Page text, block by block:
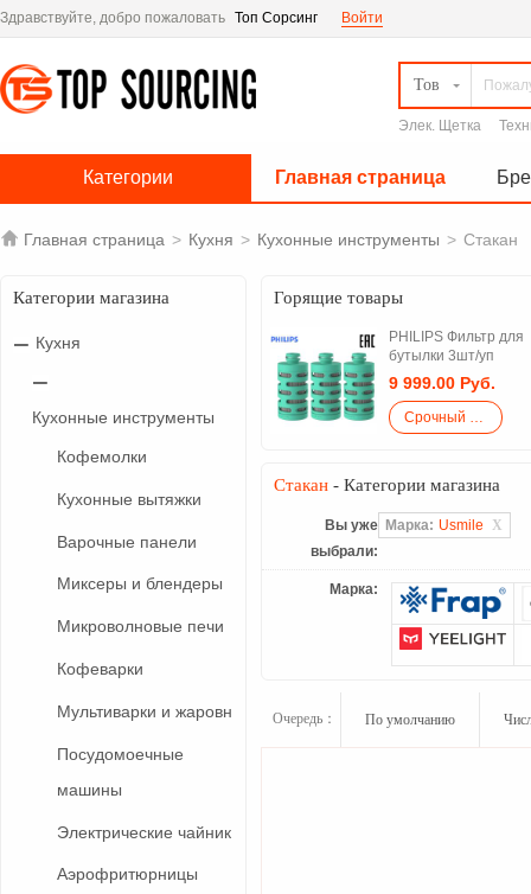
Здравствуйте, добро пожаловать Топ Сорсинг Войти
Тов
Элек. Щетка
Категории Главная страница
 Главная страница > Кухня > Кухонные инструменты > Стакан
Категории магазина
Кухня
Кухонные инструменты
Кофемолки
Кухонные вытяжки
Варочные панели
Миксеры и блендеры
Микроволновые печи
Кофеварки
Мультиварки и жаровн
Посудомоечные
машины
Электрические чайник
Аэрофритюрницы
Горящие товары
PHILIPS Фильтр для
бутылки 3шт/уп
AWP295/58
9 999.00 Руб.
Срочный закупка
Стакан - Категории магазина
Вы уже
выбрали:
Марка: Usmile X
Марка:
Очередь： По умолчанию